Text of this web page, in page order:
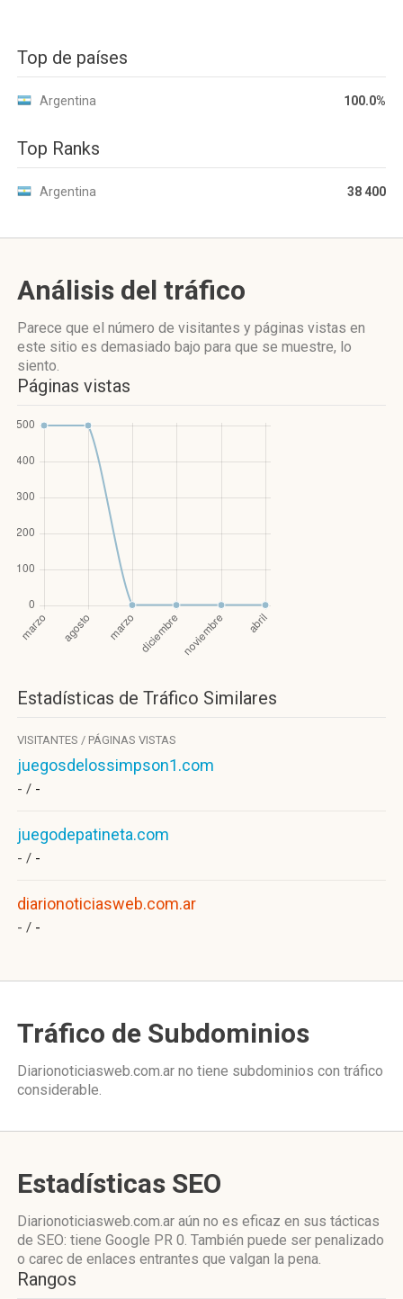
Top de países
Argentina 100.0%
Top Ranks
Argentina 38 400
Análisis del tráfico
Parece que el número de visitantes y páginas vistas en
este sitio es demasiado bajo para que se muestre, lo
siento.
Páginas vistas
Estadísticas de Tráfico Similares
VISITANTES / PÁGINAS VISTAS
juegosdelossimpson1.com
- / -
juegodepatineta.com
- / -
diarionoticiasweb.com.ar
- / -
Tráfico de Subdominios
Diarionoticiasweb.com.ar no tiene subdominios con tráfico
considerable.
Estadísticas SEO
Diarionoticiasweb.com.ar aún no es eficaz en sus tácticas
de SEO: tiene Google PR 0. También puede ser penalizado
o carec de enlaces entrantes que valgan la pena.
Rangos